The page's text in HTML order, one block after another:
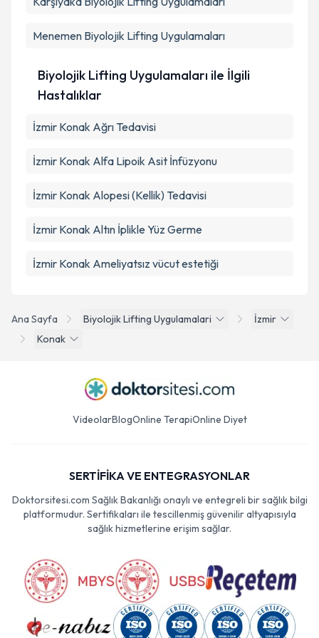
Ana Sayfa Biyolojik Lifting Uygulamalari
İzmir
Konak
Menemen Biyolojik Lifting Uygulamaları
Biyolojik Lifting Uygulamaları ile İlgili
Hastalıklar
İzmir Konak Ağrı Tedavisi
İzmir Konak Alfa Lipoik Asit İnfüzyonu
İzmir Konak Alopesi (Kellik) Tedavisi
İzmir Konak Altın İplikle Yüz Germe
İzmir Konak Ameliyatsız vücut estetiği
VideolarBlogOnline TerapiOnline Diyet
SERTİFİKA VE ENTEGRASYONLAR
Doktorsitesi.com Sağlık Bakanlığı onaylı ve entegreli bir sağlık bilgi
platformudur. Sertifikaları ile tescillenmiş güvenilir altyapısıyla
sağlık hizmetlerine erişim sağlar.